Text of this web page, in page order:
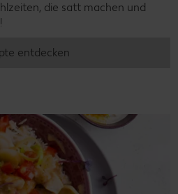
die satt machen und
entdecken